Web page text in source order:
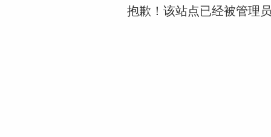
抱歉！该站点已经被管理